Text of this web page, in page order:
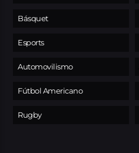
Básquet
Esports
Automovilismo
Fútbol Americano
Rugby